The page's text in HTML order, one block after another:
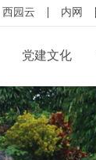
西园云 内网
党建文化
信息公开指南
预（决）算公